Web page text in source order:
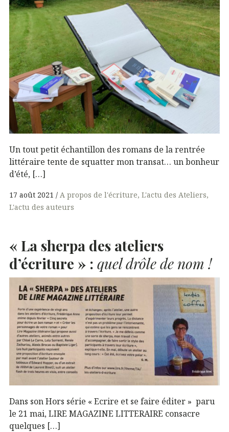
Un tout petit échantillon des romans de la rentrée
littéraire tente de squatter mon transat… un bonheur
d’été, […]
17 août 2021 A propos de l'écriture L'actu des Ateliers
L'actu des auteurs
« La sherpa des ateliers
d’écriture » : quel drôle de nom !
Dans son Hors série « Ecrire et se faire éditer » paru
le 21 mai, LIRE MAGAZINE LITTERAIRE consacre
quelques […]